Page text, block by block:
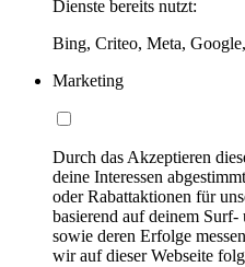
Dienste bereits nutzt:
Bing, Criteo, Meta,
Marketing
Durch das Akzeptieren
deine Interessen
oder Rabattaktionen für
basierend auf deinem
sowie deren Erfolge
wir auf dieser Webseite